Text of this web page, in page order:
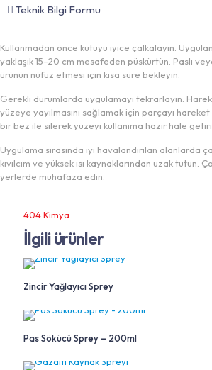
Teknik Bilgi Formu
Kullanmadan önce kutuyu iyice çalkalayın.
yaklaşık 15–20 cm mesafeden püskürtün. Paslı
ürünün nüfuz etmesi için kısa süre bekleyin.
Gerekli durumlarda uygulamayı tekrarlayın.
yüzeye yayılmasını sağlamak için parçayı
bir bez ile silerek yüzeyi kullanıma hazır hale
Uygulama sırasında iyi havalandırılan alanlarda
kıvılcım ve yüksek ısı kaynaklarından uzak tutun.
yerlerde muhafaza edin.
404 Kimya
İlgili ürünler
Zincir Yağlayıcı Sprey
Pas Sökücü Sprey – 200ml